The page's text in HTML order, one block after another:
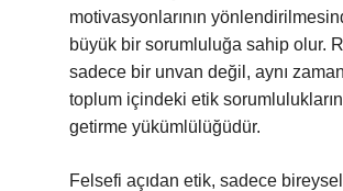
motivasyonlarının
büyük bir sorumluluğa sahip olur.
sadece bir unvan değil, aynı
toplum içindeki etik
getirme yükümlülüğüdür.
Felsefi açıdan etik, sadece